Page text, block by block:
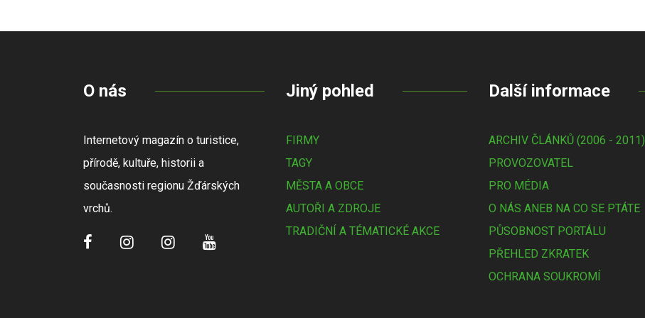
O nás
Internetový magazín o turistice,
přírodě, kultuře, historii a
současnosti regionu Žďárských
vrchů.
Jiný pohled
FIRMY
TAGY
MĚSTA A OBCE
AUTOŘI A ZDROJE
TRADIČNÍ A TÉMATICKÉ AKCE
Další informace
ARCHIV ČLÁNKŮ (2006 - 2011)
PROVOZOVATEL
PRO MÉDIA
O NÁS ANEB NA CO SE PTÁTE
PŮSOBNOST PORTÁLU
PŘEHLED ZKRATEK
OCHRANA SOUKROMÍ